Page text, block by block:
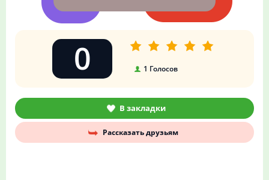
0 1 Голосов
В закладки
Рассказать друзьям